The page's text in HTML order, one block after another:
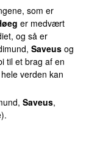
som er
er medvært
og så er
Saveus og
til et brag af en
verden kan
Saveus,